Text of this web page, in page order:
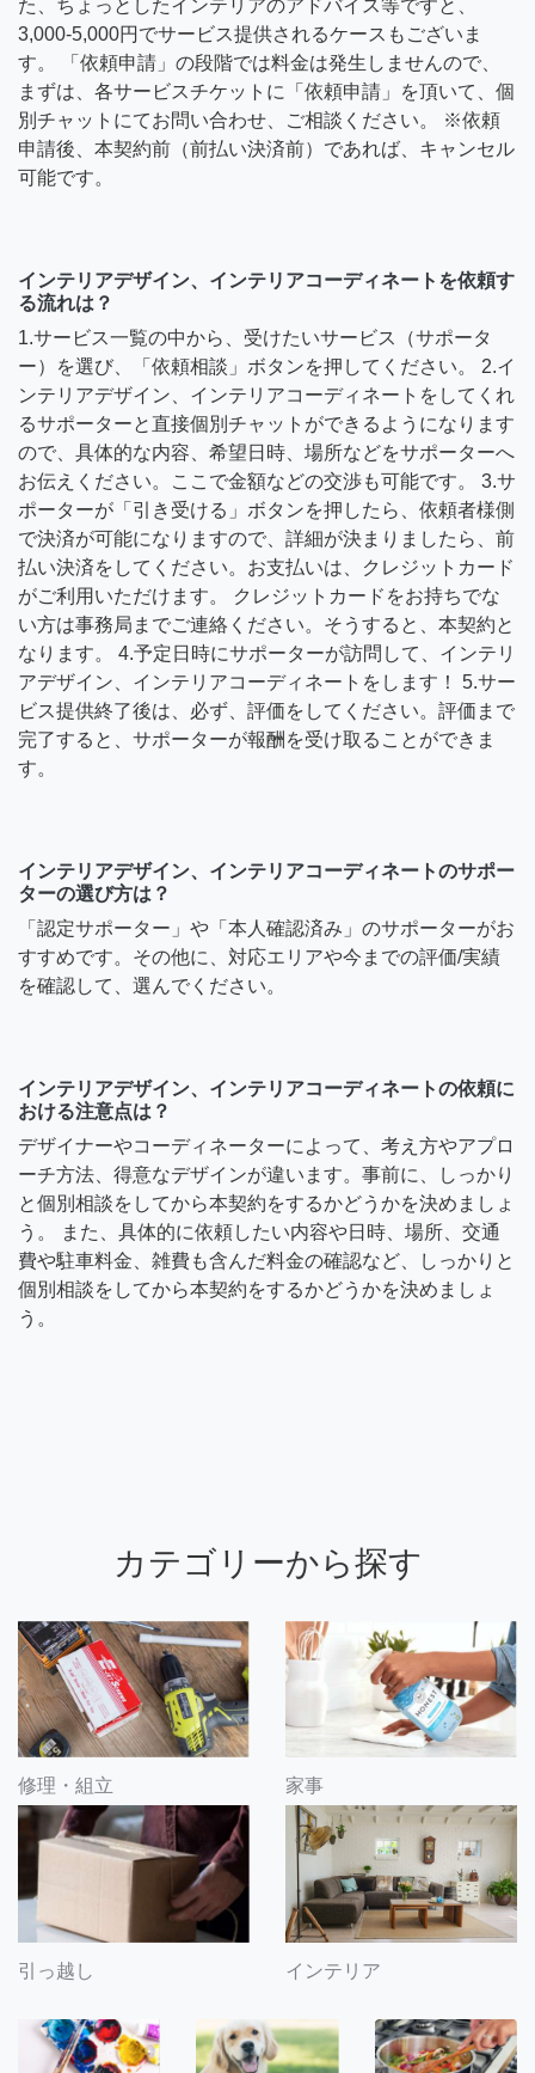
た、ちょっとしたインテリアのアドバイス等ですと、
3,000-5,000円でサービス提供されるケースもございま
す。 「依頼申請」の段階では料金は発生しませんので、
まずは、各サービスチケットに「依頼申請」を頂いて、個
別チャットにてお問い合わせ、ご相談ください。 ※依頼
申請後、本契約前（前払い決済前）であれば、キャンセル
可能です。
インテリアデザイン、インテリアコーディネートを依頼す
る流れは？
1.サービス一覧の中から、受けたいサービス（サポータ
ー）を選び、「依頼相談」ボタンを押してください。 2.イ
ンテリアデザイン、インテリアコーディネートをしてくれ
るサポーターと直接個別チャットができるようになります
ので、具体的な内容、希望日時、場所などをサポーターへ
お伝えください。ここで金額などの交渉も可能です。 3.サ
ポーターが「引き受ける」ボタンを押したら、依頼者様側
で決済が可能になりますので、詳細が決まりましたら、前
払い決済をしてください。お支払いは、クレジットカード
がご利用いただけます。 クレジットカードをお持ちでな
い方は事務局までご連絡ください。そうすると、本契約と
なります。 4.予定日時にサポーターが訪問して、インテリ
アデザイン、インテリアコーディネートをします！ 5.サー
ビス提供終了後は、必ず、評価をしてください。評価まで
完了すると、サポーターが報酬を受け取ることができま
す。
インテリアデザイン、インテリアコーディネートのサポー
ターの選び方は？
「認定サポーター」や「本人確認済み」のサポーターがお
すすめです。その他に、対応エリアや今までの評価/実績
を確認して、選んでください。
インテリアデザイン、インテリアコーディネートの依頼に
おける注意点は？
デザイナーやコーディネーターによって、考え方やアプロ
ーチ方法、得意なデザインが違います。事前に、しっかり
と個別相談をしてから本契約をするかどうかを決めましょ
う。 また、具体的に依頼したい内容や日時、場所、交通
費や駐車料金、雑費も含んだ料金の確認など、しっかりと
個別相談をしてから本契約をするかどうかを決めましょ
う。
カテゴリーから探す
修理・組立 家事
引っ越し インテリア